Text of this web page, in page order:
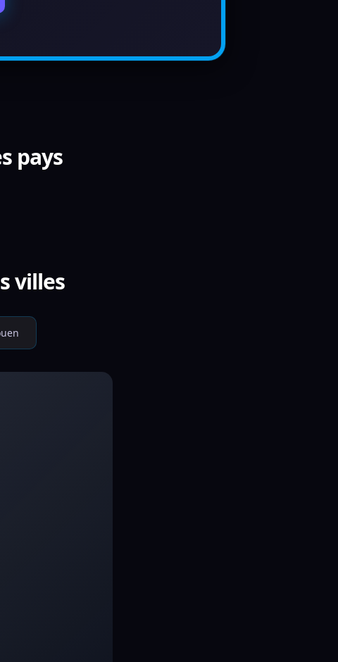
pays
villes